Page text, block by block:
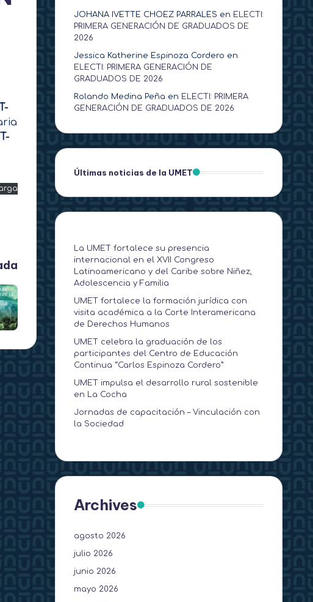
JOHANA IVETTE CHOEZ PARRALES en ELECTI:
PRIMERA GENERACIÓN DE GRADUADOS DE
2026
Jessica Katherine Espinoza Cordero en
ELECTI: PRIMERA GENERACIÓN DE
GRADUADOS DE 2026
Rolando Medina Peña en ELECTI: PRIMERA
GENERACIÓN DE GRADUADOS DE 2026
Últimas noticias de la UMET
La UMET fortalece su presencia
internacional en el XVII Congreso
Latinoamericano y del Caribe sobre Niñez,
Adolescencia y Familia
UMET fortalece la formación jurídica con
visita académica a la Corte Interamericana
de Derechos Humanos
UMET celebra la graduación de los
participantes del Centro de Educación
Continua “Carlos Espinoza Cordero”
UMET impulsa el desarrollo rural sostenible
en La Cocha
Jornadas de capacitación – Vinculación con
la Sociedad
Archives
agosto 2026
julio 2026
junio 2026
mayo 2026